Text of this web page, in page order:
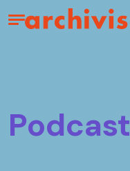
Home page
Apri il menu
podcast